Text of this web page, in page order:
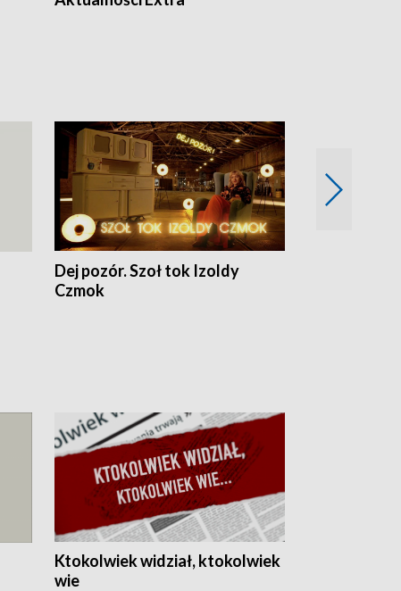
Dej pozór. Szoł tok Izoldy
Czmok
Ktokolwiek widział, ktokolwiek
wie